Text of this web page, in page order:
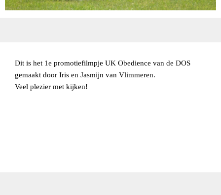
Dit is het 1e promotiefilmpje UK Obedience van de DOS
gemaakt door Iris en Jasmijn van Vlimmeren.
Veel plezier met kijken!